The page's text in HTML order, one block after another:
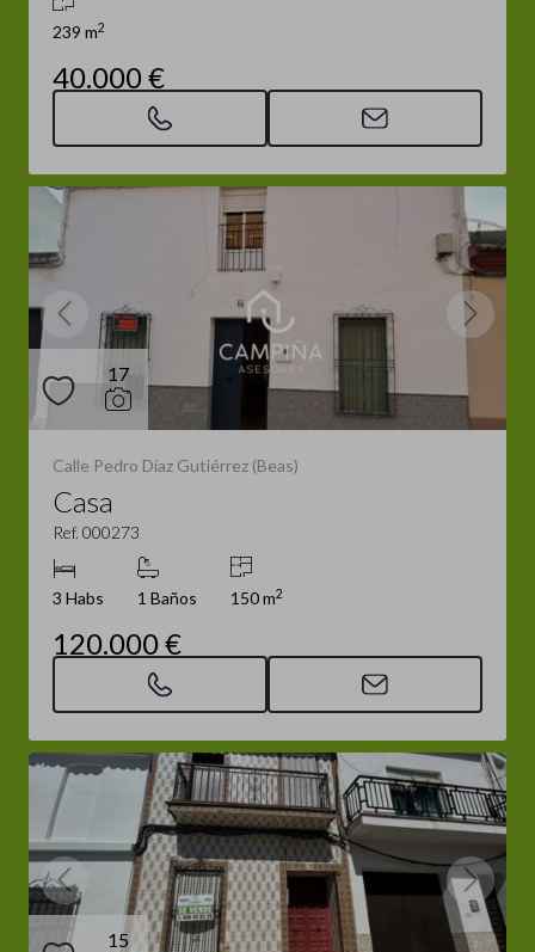
239 m2
40.000 €
17
Calle Pedro Díaz Gutiérrez (Beas)
Casa
Ref. 000273
3 Habs 1 Baños 150 m2
120.000 €
15